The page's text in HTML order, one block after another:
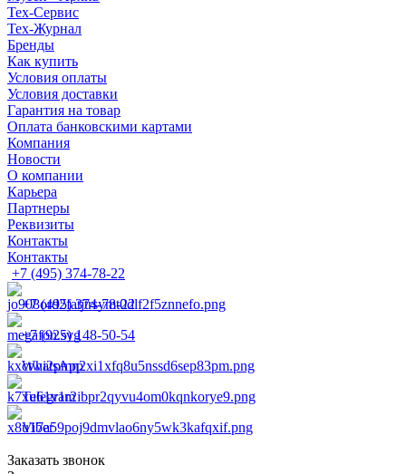
Tex-Сервис
Тех-Журнал
Бренды
Как купить
Условия оплаты
Условия доставки
Гарантия на товар
Оплата банковскими картами
Компания
Новости
О компании
Карьера
Партнеры
Реквизиты
Контакты
Контакты
+7 (495) 374-78-22
+7 (495) 374-78-22
+7 (925) 148-50-54
WhatsApp
Telegram
Viber
Заказать звонок